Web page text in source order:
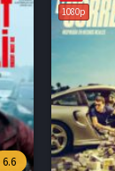
6.5
1080p